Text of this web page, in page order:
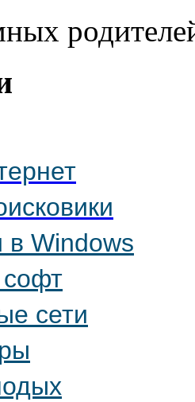
в Windows
сети